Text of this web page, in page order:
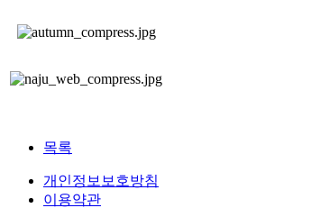
목록
개인정보보호방침
이용약관